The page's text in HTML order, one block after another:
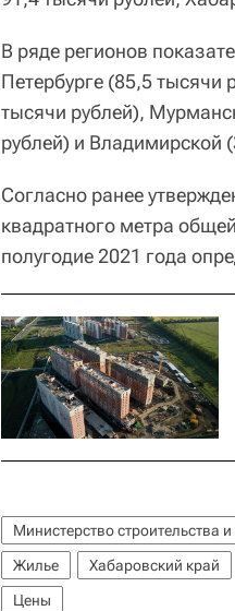
В ряде регионов
Петербурге (85,5
тысячи рублей),
рублей) и Владимирской
Согласно ранее
квадратного метра
полугодие 2021 года
Министерство
Жилье
Хабаровский край
Цены